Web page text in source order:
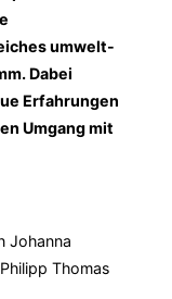
umwelt-
Dabei
Erfahrungen
Umgang mit
Johanna
Thomas